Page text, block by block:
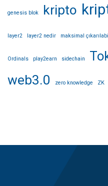
genesis blok kripto
layer2 layer2 nedir maksimal
Ordinals play2earn sidechain
web3.0 zero knowledge ZK